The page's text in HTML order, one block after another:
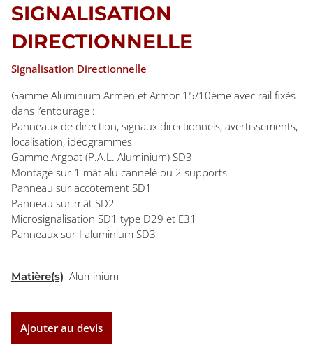
SIGNALISATION
DIRECTIONNELLE
Signalisation Directionnelle
Gamme Aluminium Armen et Armor 15/10ème avec rail fixés
dans l’entourage :
Panneaux de direction, signaux directionnels, avertissements,
localisation, idéogrammes
Gamme Argoat (P.A.L. Aluminium) SD3
Montage sur 1 mât alu cannelé ou 2 supports
Panneau sur accotement SD1
Panneau sur mât SD2
Microsignalisation SD1 type D29 et E31
Panneaux sur I aluminium SD3
Matière(s) Aluminium
Ajouter au devis